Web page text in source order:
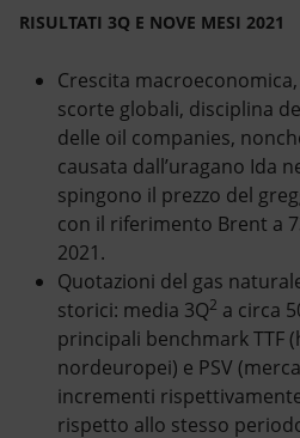
RISULTATI 3Q E NOVE MESI 2021
Crescita
scorte globali, disciplina
delle oil companies,
causata dall’uragano Ida
spingono il prezzo del
con il riferimento Brent a
2021.
Quotazioni del gas
storici: media 3Q2 a circa
principali benchmark TTF
nordeuropei) e PSV
incrementi
rispetto allo stesso